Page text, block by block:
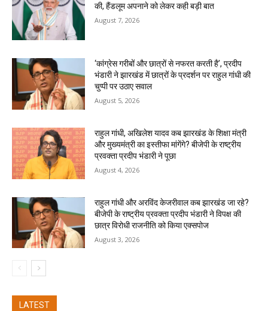
की, हैंडलूम अपनाने को लेकर कही बड़ी बात
August 7, 2026
‘कांग्रेस गरीबों और छात्रों से नफरत करती है’, प्रदीप
भंडारी ने झारखंड में छात्रों के प्रदर्शन पर राहुल गांधी की
चुप्पी पर उठाए सवाल
August 5, 2026
राहुल गांधी, अखिलेश यादव कब झारखंड के शिक्षा मंत्री
और मुख्यमंत्री का इस्तीफा मांगेंगे? बीजेपी के राष्ट्रीय
प्रवक्ता प्रदीप भंडारी ने पूछा
August 4, 2026
राहुल गांधी और अरविंद केजरीवाल कब झारखंड जा रहे?
बीजेपी के राष्ट्रीय प्रवक्ता प्रदीप भंडारी ने विपक्ष की
छात्र विरोधी राजनीति को किया एक्सपोज
August 3, 2026
LATEST